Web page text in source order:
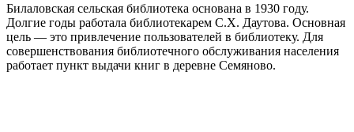
Билаловская сельская библиотека основана в 1930 году.
Долгие годы работала библиотекарем С.Х. Даутова. Основная
цель — это привлечение пользователей в библиотеку. Для
совершенствования библиотечного обслуживания населения
работает пункт выдачи книг в деревне Семяново.